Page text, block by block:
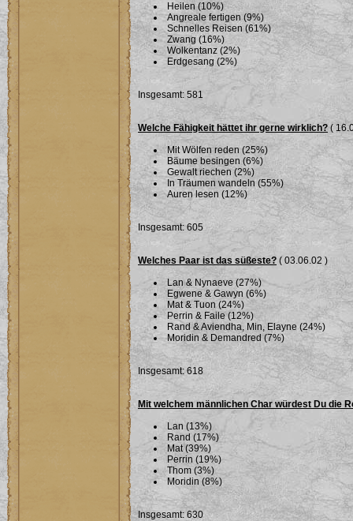
Heilen (10%)
Angreale fertigen (9%)
Schnelles Reisen (61%)
Zwang (16%)
Wolkentanz (2%)
Erdgesang (2%)
Insgesamt: 581
Welche Fähigkeit hättet ihr gerne wirklich?(
Mit Wölfen reden (25%)
Bäume besingen (6%)
Gewalt riechen (2%)
In Träumen wandeln (55%)
Auren lesen (12%)
Insgesamt: 605
Welches Paar ist das süßeste? ( 03.06.02 )
Lan & Nynaeve (27%)
Egwene & Gawyn (6%)
Mat & Tuon (24%)
Perrin & Faile (12%)
Rand & Aviendha, Min, Elayne (24%)
Moridin & Demandred (7%)
Insgesamt: 618
Mit welchem männlichen Char würdest Du die
Lan (13%)
Rand (17%)
Mat (39%)
Perrin (19%)
Thom (3%)
Moridin (8%)
Insgesamt: 630